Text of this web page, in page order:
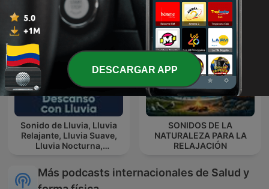
Sonido de Lluvia, Lluvia
Relajante, Lluvia Suave,
Lluvia Nocturna,
SONIDOS DE LA
NATURALEZA PARA LA
RELAJACIÓN
Más podcasts internacionales de Salud y
DESCARGAR APP